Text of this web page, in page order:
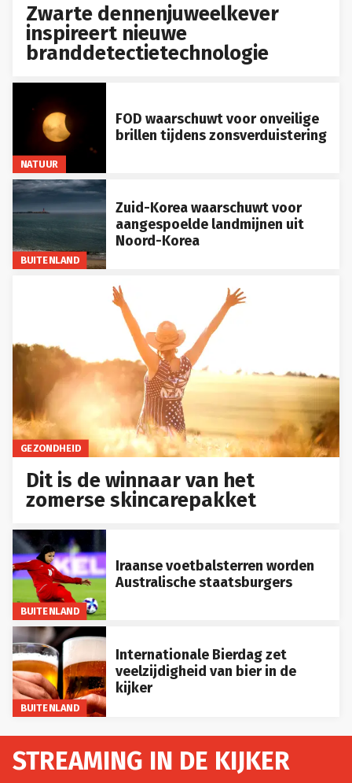
Zwarte dennenjuweelkever
inspireert nieuwe
branddetectietechnologie
NATUUR
FOD waarschuwt voor onveilige
brillen tijdens zonsverduistering
BUITENLAND
Zuid-Korea waarschuwt voor
aangespoelde landmijnen uit
Noord-Korea
GEZONDHEID
Dit is de winnaar van het
zomerse skincarepakket
BUITENLAND
Iraanse voetbalsterren worden
Australische staatsburgers
BUITENLAND
Internationale Bierdag zet
veelzijdigheid van bier in de
kijker
STREAMING IN DE KIJKER